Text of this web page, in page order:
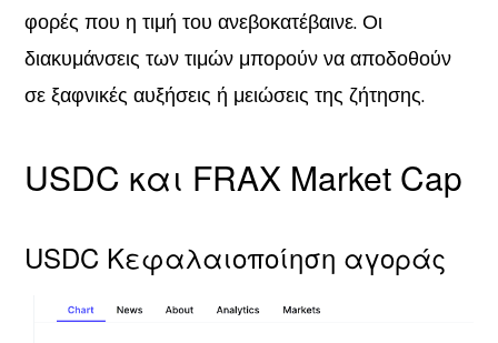
φορές που η τιμή του ανεβοκατέβαινε. Οι
διακυμάνσεις των τιμών μπορούν να αποδοθούν
σε ξαφνικές αυξήσεις ή μειώσεις της ζήτησης.
USDC και FRAX Market Cap
USDC Κεφαλαιοποίηση αγοράς